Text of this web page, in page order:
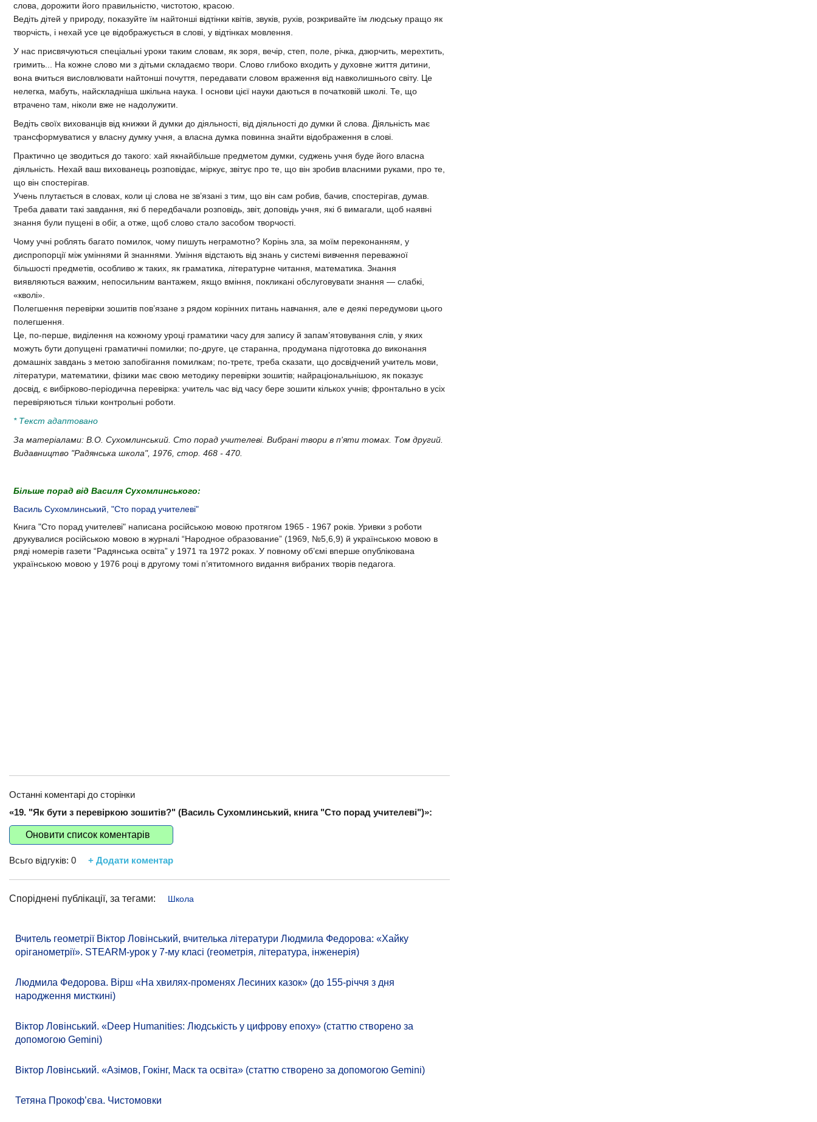
слова, дорожити його правильністю, чистотою, красою.
Ведіть дітей у природу, показуйте їм найтонші відтінки квітів, звуків, рухів, розкривайте їм людську пращо як
творчість, і нехай усе це відображується в слові, у відтінках мовлення.
У нас присвячуються спеціальні уроки таким словам, як зоря, вечір, степ, поле, річка, дзюрчить, мерехтить,
гримить... На кожне слово ми з дітьми складаємо твори. Слово глибоко входить у духовне життя дитини,
вона вчиться висловлювати найтонші почуття, передавати словом враження від навколишнього світу. Це
нелегка, мабуть, найскладніша шкільна наука. І основи цієї науки даються в початковій школі. Те, що
втрачено там, ніколи вже не надолужити.
Ведіть своїх вихованців від книжки й думки до діяльності, від діяльності до думки й слова. Діяльність має
трансформуватися у власну думку учня, а власна думка повинна знайти відображення в слові.
Практично це зводиться до такого: хай якнайбільше предметом думки, суджень учня буде його власна
діяльність. Нехай ваш вихованець розповідає, міркує, звітує про те, що він зробив власними руками, про те,
що він спостерігав.
Учень плутається в словах, коли ці слова не зв’язані з тим, що він сам робив, бачив, спостерігав, думав.
Треба давати такі завдання, які б передбачали розповідь, звіт, доповідь учня, які б вимагали, щоб наявні
знання були пущені в обіг, а отже, щоб слово стало засобом творчості.
Чому учні роблять багато помилок, чому пишуть неграмотно? Корінь зла, за моїм переконанням, у
диспропорції між уміннями й знаннями. Уміння відстають від знань у системі вивчення переважної
більшості предметів, особливо ж таких, як граматика, літературне читання, математика. Знання
виявляються важким, непосильним вантажем, якщо вміння, покликані обслуговувати знання — слабкі,
«кволі».
Полегшення перевірки зошитів пов’язане з рядом корінних питань навчання, але е деякі передумови цього
полегшення.
Це, по-перше, виділення на кожному уроці граматики часу для запису й запам’ятовування слів, у яких
можуть бути допущені граматичні помилки; по-друге, це старанна, продумана підготовка до виконання
домашніх завдань з метою запобігання помилкам; по-третє, треба сказати, що досвідчений учитель мови,
літератури, математики, фізики має свою методику перевірки зошитів; найраціональнішою, як показує
досвід, є вибірково-періодична перевірка: учитель час від часу бере зошити кількох учнів; фронтально в усіх
перевіряються тільки контрольні роботи.
* Текст адаптовано
За матеріалами: В.О. Сухомлинський. Сто порад учителеві. Вибрані твори в п'яти томах. Том другий.
Видавництво "Радянська школа", 1976, стор. 468 - 470.
Більше порад від Василя Сухомлинського:
Василь Сухомлинський, "Сто порад учителеві"
Книга "Сто порад учителеві" написана російською мовою протягом 1965 - 1967 років. Уривки з роботи
друкувалися російською мовою в журналі “Народное образование” (1969, №5,6,9) й українською мовою в
ряді номерів газети “Радянська освіта” у 1971 та 1972 роках. У повному об’ємі вперше опублікована
українською мовою у 1976 році в другому томі п’ятитомного видання вибраних творів педагога.
Останні коментарі до сторінки
«19. "Як бути з перевіркою зошитів?" (Василь Сухомлинський, книга "Сто порад учителеві")»:
Оновити список коментарів
Всьго відгуків: 0 + Додати коментар
Споріднені публікації, за тегами: Школа
Вчитель геометрії Віктор Ловінський, вчителька літератури Людмила Федорова: «Хайку
оріганометрії». STEARM-урок у 7-му класі (геометрія, література, інженерія)
Людмила Федорова. Вірш «На хвилях-променях Лесиних казок» (до 155-річчя з дня
народження мисткині)
Віктор Ловінський. «Deep Humanities: Людськість у цифрову епоху» (статтю створено за
допомогою Gemini)
Віктор Ловінський. «Азімов, Гокінг, Маск та освіта» (статтю створено за допомогою Gemini)
Тетяна Прокоф’єва. Чистомовки